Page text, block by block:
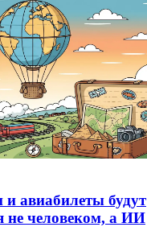
и авиабилеты будут
не человеком, а ИИ